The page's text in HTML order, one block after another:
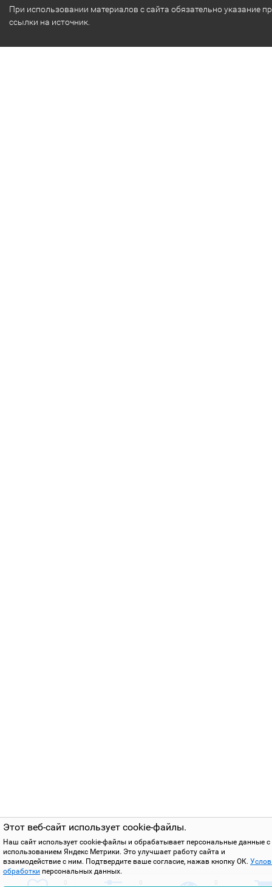
Этот веб-сайт использует cookie-файлы.
Наш сайт использует cookie-файлы и обрабатывает персональные данные с
использованием Яндекс Метрики. Это улучшает работу сайта и
взаимодействие с ним. Подтвердите ваше согласие, нажав кнопку ОК.
обработки персональных данных.
При использовании материалов с сайта обязательно указание
ссылки на источник.